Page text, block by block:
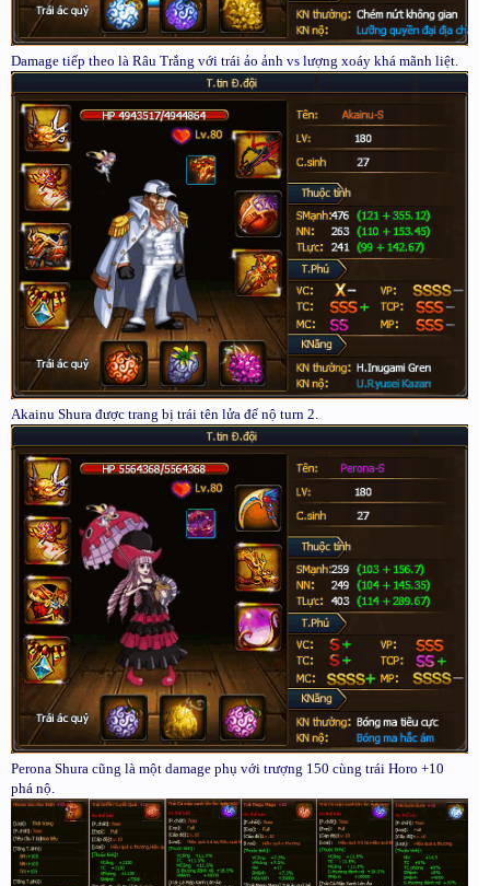
Damage tiếp theo là Râu Trắng với trái ảo ảnh vs lượng xoáy khá mãnh liệt.
Akainu Shura được trang bị trái tên lửa để nộ turn 2.
Perona Shura cũng là một damage phụ với trượng 150 cùng trái Horo +10
phá nộ.